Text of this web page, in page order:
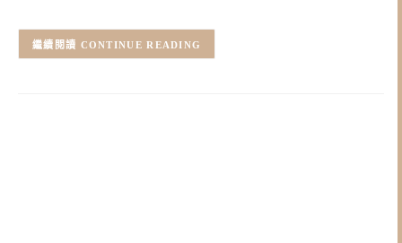
CONTINUE READING